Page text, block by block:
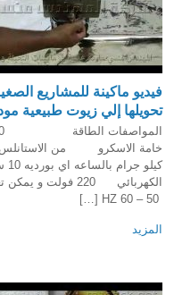
فيديو ماكينة للمشاريع
تحويلها إلي زيوت طبيعية موديل 811 إم
الكهربائي
50 – 60 HZ […]
المزيد